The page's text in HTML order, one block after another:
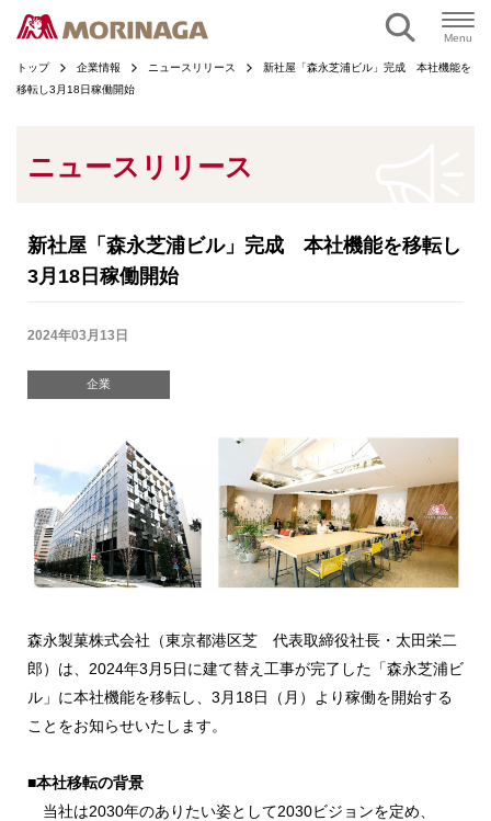
Menu
トップ 企業情報 ニュースリリース
新社屋「森永芝浦ビル」完成 本社機能を
移転し3月18日稼働開始
ニュースリリース
新社屋「森永芝浦ビル」完成 本社機能を移転し
3月18日稼働開始
2024年03月13日
企業
森永製菓株式会社（東京都港区芝 代表取締役社長・太田栄二
郎）は、2024年3月5日に建て替え工事が完了した「森永芝浦ビ
ル」に本社機能を移転し、3月18日（月）より稼働を開始する
ことをお知らせいたします。
■本社移転の背景
当社は2030年のありたい姿として2030ビジョンを定め、